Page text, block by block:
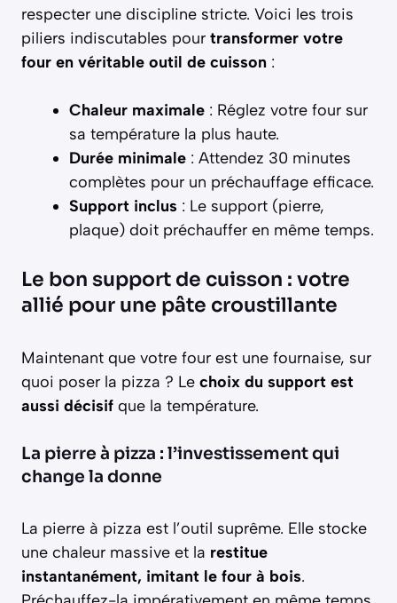
respecter une discipline stricte. Voici les trois
piliers indiscutables pour transformer votre
four en véritable outil de cuisson :
Chaleur maximale : Réglez votre four sur
sa température la plus haute.
Durée minimale : Attendez 30 minutes
complètes pour un préchauffage efficace.
Support inclus : Le support (pierre,
plaque) doit préchauffer en même temps.
Le bon support de cuisson : votre
allié pour une pâte croustillante
Maintenant que votre four est une fournaise, sur
quoi poser la pizza ? Le choix du support est
aussi décisif que la température.
La pierre à pizza : l’investissement qui
change la donne
La pierre à pizza est l’outil suprême. Elle stocke
une chaleur massive et la restitue
instantanément, imitant le four à bois.